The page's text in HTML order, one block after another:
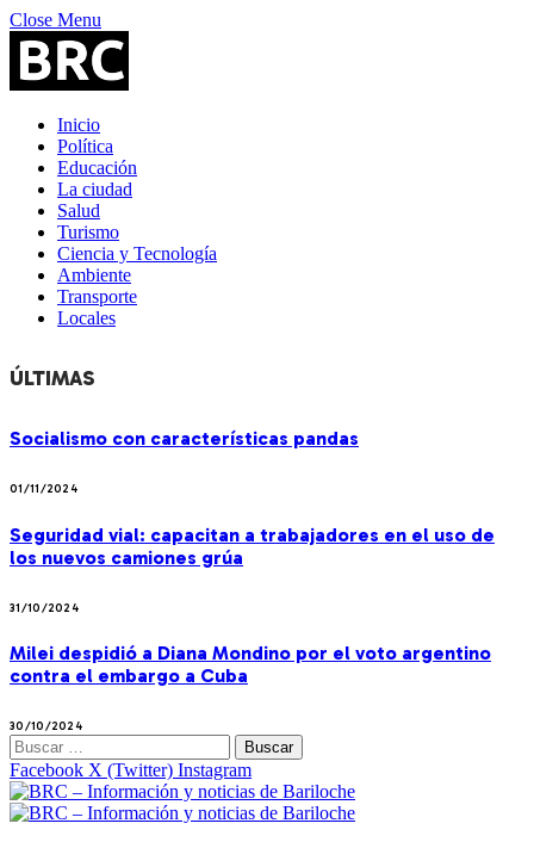
Close Menu
Inicio
Política
Educación
La ciudad
Salud
Turismo
Ciencia y Tecnología
Ambiente
Transporte
Locales
ÚLTIMAS
Socialismo con características pandas
01/11/2024
Seguridad vial: capacitan a trabajadores en el uso de
los nuevos camiones grúa
31/10/2024
Milei despidió a Diana Mondino por el voto argentino
contra el embargo a Cuba
30/10/2024
Buscar:
Facebook X (Twitter) Instagram